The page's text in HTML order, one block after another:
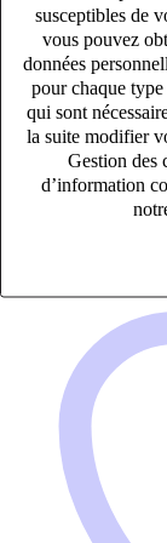
susceptibles de
vous pouvez
données
pour chaque
qui sont
la suite modifier
Gestion des
d’information
Chargé d’affaires
CDI
60k – 70k €
Paris, Paris
Publié le 08/08/2026
Banque &